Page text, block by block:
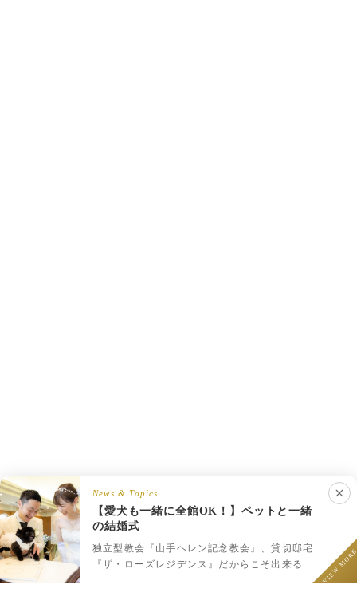
フェア予約 プラン一覧 LINEで相談
News & Topics
【愛犬も一緒に全館OK！】ペットと一緒
の結婚式
独立型教会『山手ヘレン記念教会』、貸切邸宅
『ザ・ローズレジデンス』だからこそ出来るペ
VIEW